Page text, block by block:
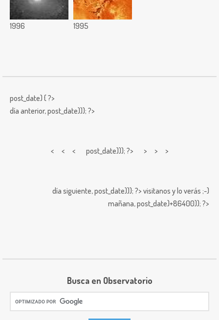
1996 1995
post_date) { ?>
día anterior,post_date))); ?>
< < < post_date))); ?> > > >
día siguiente,post_date))); ?> visitanos y lo verás ;-)
mañana,post_date)+86400)); ?>
Busca en Observatorio